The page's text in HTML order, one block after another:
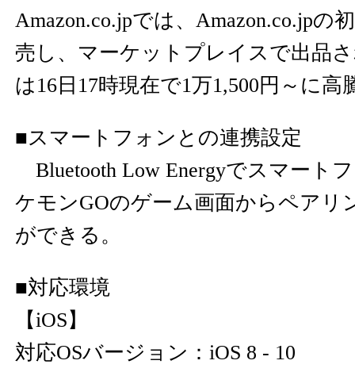
Amazon.co.jpでは、Amazon.co.jpの
売し、マーケットプレイスで出品
は16日17時現在で1万1,500円～に高
■スマートフォンとの連携設定
Bluetooth Low Energyでスマート
ケモンGOのゲーム画面からペアリ
ができる。
■対応環境
【iOS】
対応OSバージョン：iOS 8 - 10